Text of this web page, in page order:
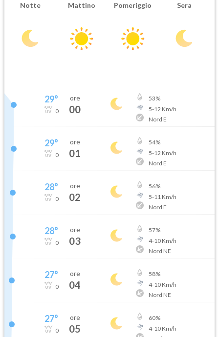
Notte Mattino Pomeriggio Sera
29°
0
ore
00
53%
5-12 Km/h
Nord E
29°
0
ore
01
54%
5-12 Km/h
Nord E
28°
0
ore
02
56%
5-11 Km/h
Nord E
28°
0
ore
03
57%
4-10Km/h
Nord NE
27°
0
ore
04
58%
4-10Km/h
Nord NE
27°
0
ore
05
60%
4-10Km/h